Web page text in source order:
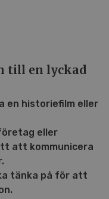
till en lyckad
en historiefilm eller
eller
att kommunicera
tänka på för att